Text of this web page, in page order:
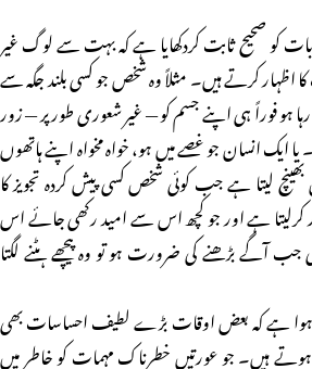
کو صحیح ثابت کردکھایا ہے کہ بہت سے لوگ غیر
اظہار کرتے ہیں۔ مثلاً وہ شخص جو کسی بلند جگہ سے
فوراً ہی اپنے جسم کو — غیر شعوری طور پر — زور
انسان جو غصے میں ہو، خواہ مخواہ اپنے ہاتھوں
بھینچ لیتا ہے جب کوئی شخص کسی پیش کردہ تجویز کا
کرلیتا ہے اور جو کچھ اس سے امید رکھی جائے اس
آگے بڑھنے کی ضرورت ہو تو وہ پیچھے ہٹنے لگتا
ہوا ہے کہ بعض اوقات بڑے لطیف احساسات بھی
ہوتے ہیں۔ جو عورتیں خطرناک مہمات کو خاطر میں